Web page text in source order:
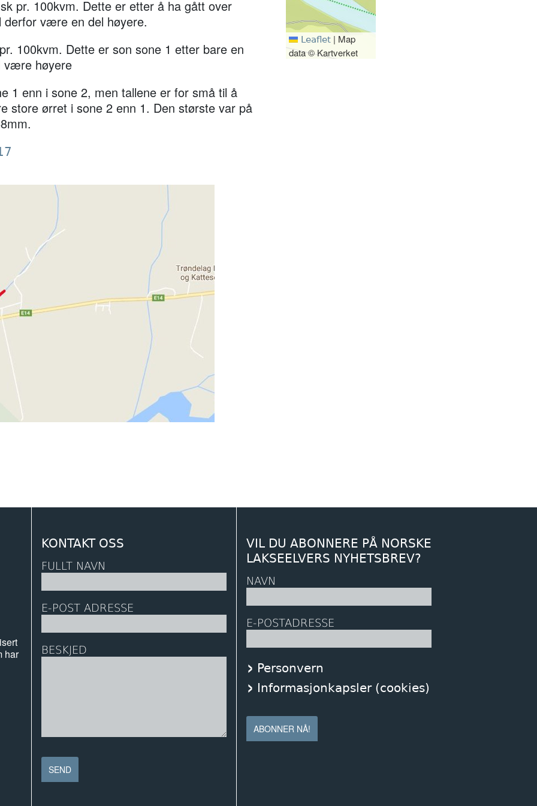
pr. 100kvm. Dette er etter å ha gått over
derfor være en del høyere.
100kvm. Dette er son sone 1 etter bare en
være høyere
1 enn i sone 2, men tallene er for små til å
store ørret i sone 2 enn 1. Den største var på
Leaflet | Map
data © Kartverket
har
KONTAKT OSS
FULLT NAVN
E-POST ADRESSE
BESKJED
VIL DU ABONNERE PÅ NORSKE
LAKSEELVERS NYHETSBREV?
NAVN
E-POSTADRESSE
Personvern
Informasjonkapsler (cookies)